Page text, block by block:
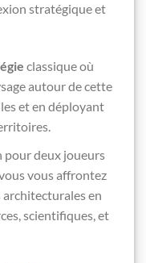
stratégique et
classique où
autour de cette
et en déployant
pour deux joueurs
vous affrontez
en
scientifiques, et